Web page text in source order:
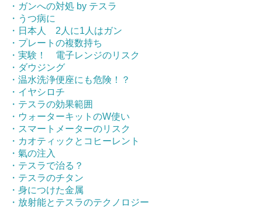
・ガンへの対処 by テスラ
・うつ病に
・日本人 2人に1人はガン
・プレートの複数持ち
・実験！ 電子レンジのリスク
・ダウジング
・温水洗浄便座にも危険！？
・イヤシロチ
・テスラの効果範囲
・ウォーターキットのW使い
・スマートメーターのリスク
・カオティックとコヒーレント
・氣の注入
・テスラで治る？
・テスラのチタン
・身につけた金属
・放射能とテスラのテクノロジー